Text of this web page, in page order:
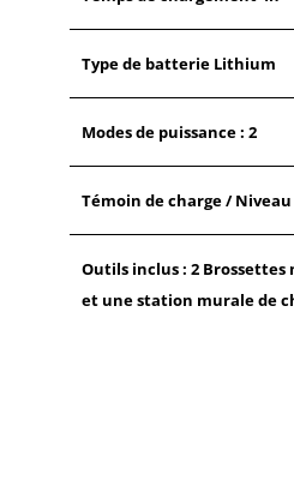
Type de batterie Lithium
Modes de puissance : 2
Témoin de charge / Niveau
Outils inclus : 2
et une station murale de